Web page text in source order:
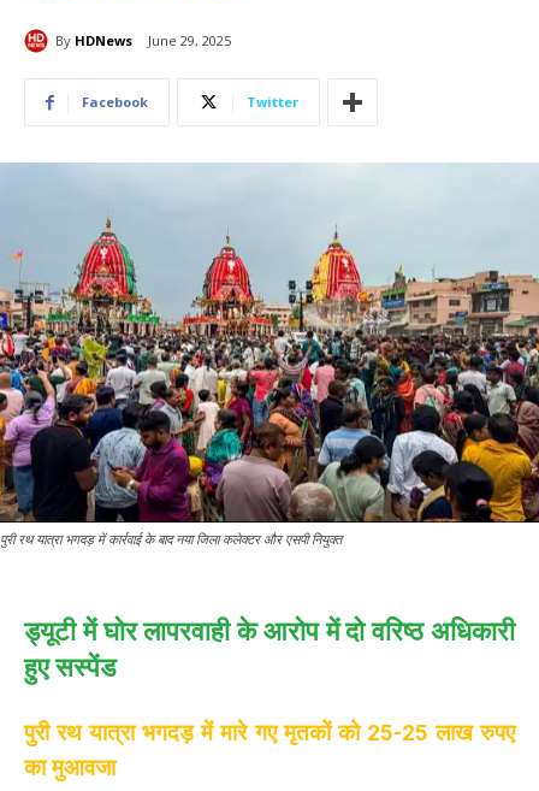
By HDNews June 29, 2025
Facebook Twitter
पुरी रथ यात्रा भगदड़ में कार्रवाई के बाद नया जिला कलेक्टर और एसपी नियुक्त
ड्यूटी में घोर लापरवाही के आरोप में दो वरिष्ठ अधिकारी
हुए सस्पेंड
पुरी रथ यात्रा भगदड़ में मारे गए मृतकों को 25-25 लाख रुपए
का मुआवजा